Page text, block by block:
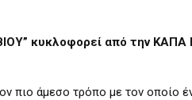
κυκλοφορεί από την ΚΑΠΑ
πιο άμεσο τρόπο με τον οποίο